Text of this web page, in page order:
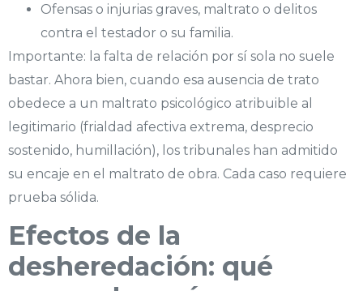
Ofensas o injurias graves, maltrato o delitos
contra el testador o su familia.
Importante: la falta de relación por sí sola no suele
bastar. Ahora bien, cuando esa ausencia de trato
obedece a un maltrato psicológico atribuible al
legitimario (frialdad afectiva extrema, desprecio
sostenido, humillación), los tribunales han admitido
su encaje en el maltrato de obra. Cada caso requiere
prueba sólida.
Efectos de la
desheredación: qué